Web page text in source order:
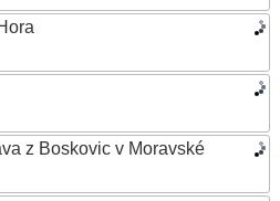
z Boskovic v Moravské